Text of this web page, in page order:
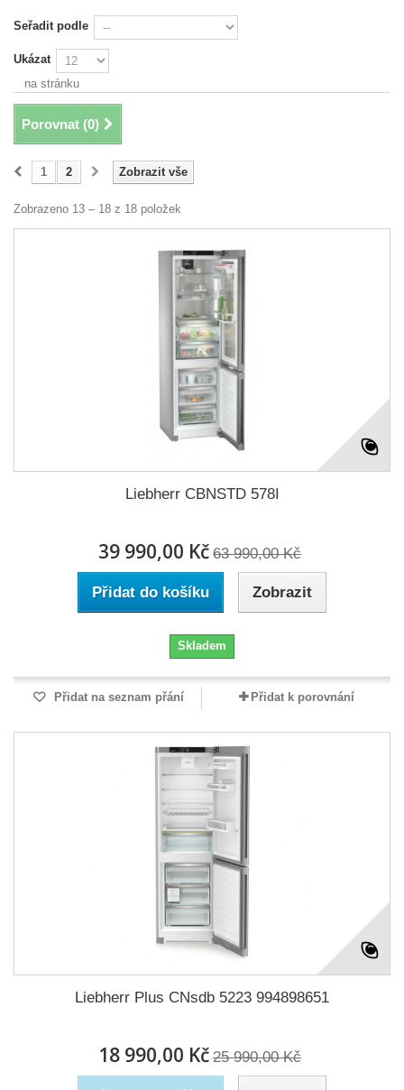
Seřadit podle
Ukázat
na stránku
Porovnat (0)
Zobrazit vše
1 2
Zobrazeno 13 – 18 z 18 položek
Liebherr CBNSTD 578I
39 990,00 Kč 63 990,00 Kč
Přidat do košíku Zobrazit
Skladem
Přidat na seznam přání Přidat k porovnání
Liebherr Plus CNsdb 5223 994898651
18 990,00 Kč 25 990,00 Kč